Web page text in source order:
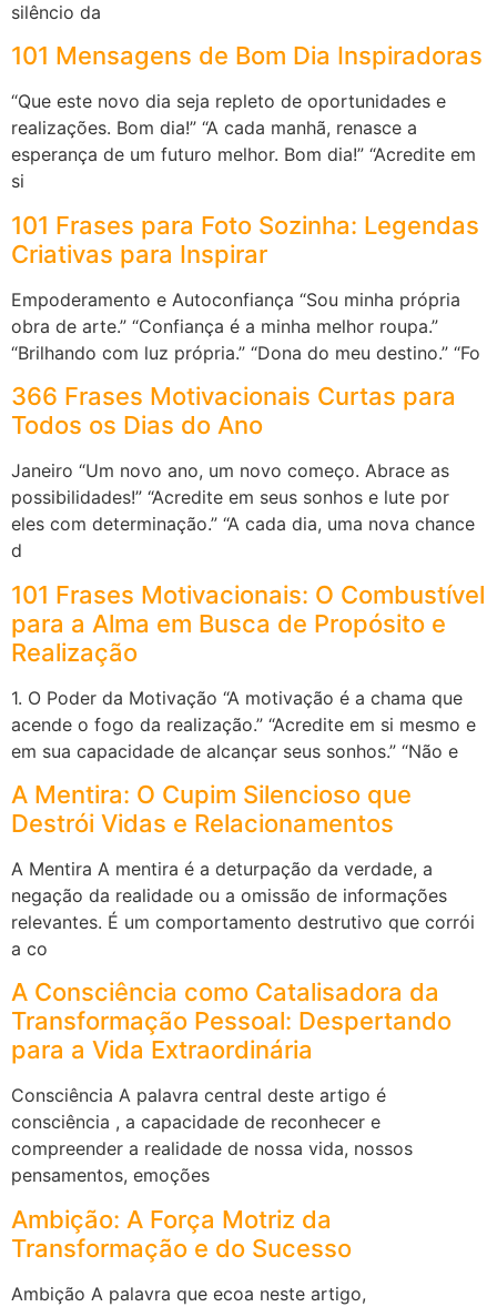
silêncio da
101 Mensagens de Bom Dia Inspiradoras
“Que este novo dia seja repleto de oportunidades e
realizações. Bom dia!” “A cada manhã, renasce a
esperança de um futuro melhor. Bom dia!” “Acredite em
si
101 Frases para Foto Sozinha: Legendas
Criativas para Inspirar
Empoderamento e Autoconfiança “Sou minha própria
obra de arte.” “Confiança é a minha melhor roupa.”
“Brilhando com luz própria.” “Dona do meu destino.” “Fo
366 Frases Motivacionais Curtas para
Todos os Dias do Ano
Janeiro “Um novo ano, um novo começo. Abrace as
possibilidades!” “Acredite em seus sonhos e lute por
eles com determinação.” “A cada dia, uma nova chance
d
101 Frases Motivacionais: O Combustível
para a Alma em Busca de Propósito e
Realização
1. O Poder da Motivação “A motivação é a chama que
acende o fogo da realização.” “Acredite em si mesmo e
em sua capacidade de alcançar seus sonhos.” “Não e
A Mentira: O Cupim Silencioso que
Destrói Vidas e Relacionamentos
A Mentira A mentira é a deturpação da verdade, a
negação da realidade ou a omissão de informações
relevantes. É um comportamento destrutivo que corrói
a co
A Consciência como Catalisadora da
Transformação Pessoal: Despertando
para a Vida Extraordinária
Consciência A palavra central deste artigo é
consciência , a capacidade de reconhecer e
compreender a realidade de nossa vida, nossos
pensamentos, emoções
Ambição: A Força Motriz da
Transformação e do Sucesso
Ambição A palavra que ecoa neste artigo,